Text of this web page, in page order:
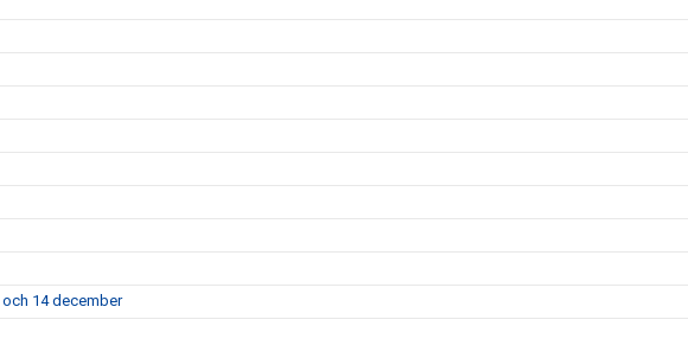
14 december